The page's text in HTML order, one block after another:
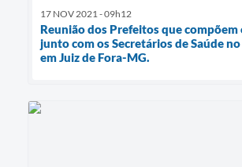
17 NOV 2021 - 09h12
Reunião dos Prefeitos que compõem
junto com os Secretários de Saúde no
em Juiz de Fora-MG.